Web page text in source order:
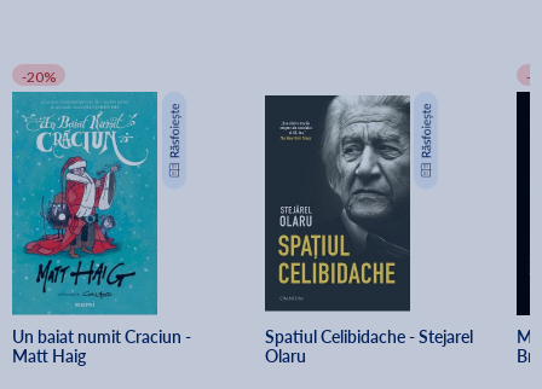
-20%
Un baiat numit Craciun -
Matt Haig
Spatiul Celibidache - Stejarel
Olaru
-